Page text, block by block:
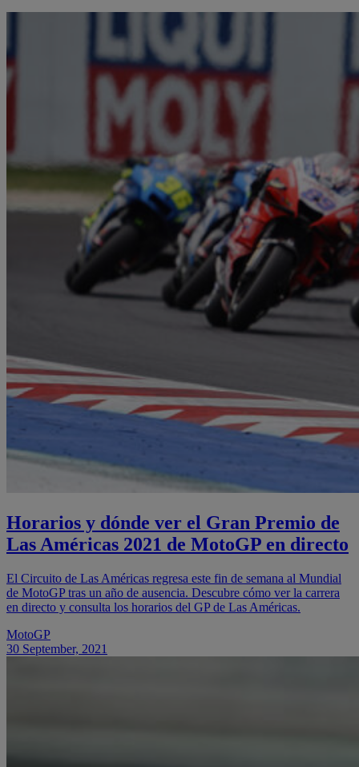
Horarios y dónde ver el Gran Premio de
Las Américas 2021 de MotoGP en directo
El Circuito de Las Américas regresa este fin de semana al Mundial
de MotoGP tras un año de ausencia. Descubre cómo ver la carrera
en directo y consulta los horarios del GP de Las Américas.
MotoGP
30 September, 2021